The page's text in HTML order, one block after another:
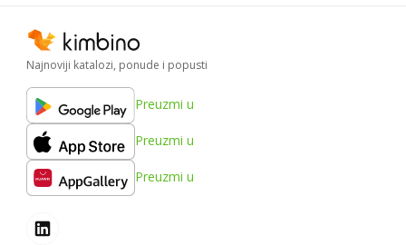
Najnoviji katalozi, ponude i popusti
Preuzmi u
Preuzmi u
Preuzmi u